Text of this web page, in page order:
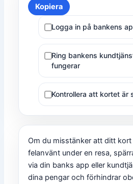
Kopiera
Logga in på bankens
Ring bankens
fungerar
Kontrollera att kortet är
Om du misstänker att ditt
felanvänt under en resa,
via din banks app eller
dina pengar och förhindrar